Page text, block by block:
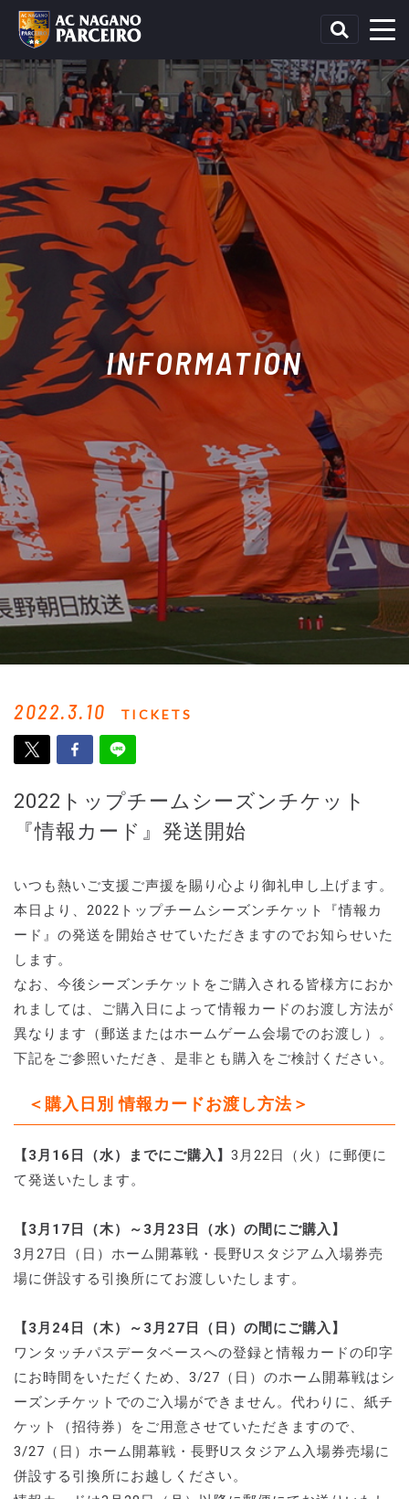
INFORMATION
2022.3.10 TICKETS
2022トップチームシーズンチケット
『情報カード』発送開始
いつも熱いご支援ご声援を賜り心より御礼申し上げます。
本日より、2022トップチームシーズンチケット『情報カ
ード』の発送を開始させていただきますのでお知らせいた
します。
なお、今後シーズンチケットをご購入される皆様方におか
れましては、ご購入日によって情報カードのお渡し方法が
異なります（郵送またはホームゲーム会場でのお渡し）。
下記をご参照いただき、是非とも購入をご検討ください。
＜購入日別 情報カードお渡し方法＞
【3月16日（水）までにご購入】 3月22日（火）に郵便に
て発送いたします。
【3月17日（木）～3月23日（水）の間にご購入】
3月27日（日）ホーム開幕戦・長野Uスタジアム入場券売
場に併設する引換所にてお渡しいたします。
【3月24日（木）～3月27日（日）の間にご購入】
ワンタッチパスデータベースへの登録と情報カードの印字
にお時間をいただくため、3/27（日）のホーム開幕戦はシ
ーズンチケットでのご入場ができません。代わりに、紙チ
ケット（招待券）をご用意させていただきますので、
3/27（日）ホーム開幕戦・長野Uスタジアム入場券売場に
併設する引換所にお越しください。